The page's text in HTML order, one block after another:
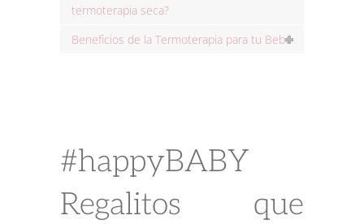
termoterapia seca?
Beneficios de la Termoterapia para tu Bebé
#happyBABY
Regalitos que